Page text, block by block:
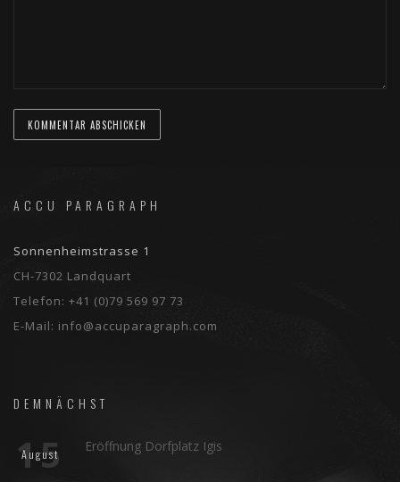
ACCU PARAGRAPH
Sonnenheimstrasse 1
CH-7302 Landquart
Telefon: +41 (0)79 569 97 73
E-Mail: info@accuparagraph.com
DEMNÄCHST
15
August Eröffnung Dorfplatz Igis